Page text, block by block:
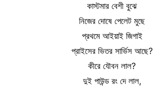
কাস্টমার বেশী বুঝে
নিজের দোষে পেলেট মুছে
প্রথমে আইয়াই জিগাই
প্রাইসের ভিতর সার্ভিস আছে?
কীরে যৌবন লাল?
দুই পাউন্ড রং দে লাল,